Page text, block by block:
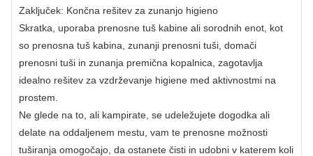
Zaključek: Končna rešitev za zunanjo higieno
Skratka, uporaba prenosne tuš kabine ali sorodnih enot, kot
so prenosna tuš kabina, zunanji prenosni tuši, domači
prenosni tuši in zunanja premična kopalnica, zagotavlja
idealno rešitev za vzdrževanje higiene med aktivnostmi na
prostem.
Ne glede na to, ali kampirate, se udeležujete dogodka ali
delate na oddaljenem mestu, vam te prenosne možnosti
tuširanja omogočajo, da ostanete čisti in udobni v katerem koli